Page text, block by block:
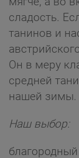
сладость.
танинов и
Он в меру
средней
нашей зимы.
Наш выбор: